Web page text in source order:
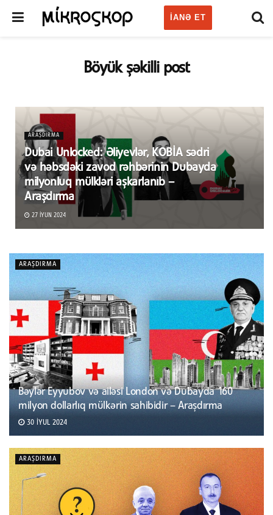
IANƏ ET
Böyük şəkilli post
ARAŞDIRMA
Dubai Unlocked: Əliyevlər, KOBİA sədri
və həbsdəki zavod rəhbərinin Dubayda
milyonluq mülkləri aşkarlanıb –
Araşdırma
27 İYUN 2024
ARAŞDIRMA
Bəylər Eyyubov və ailəsi London və Dubayda 160
milyon dollarlıq mülkərin sahibidir – Araşdırma
30 İYUL 2024
ARAŞDIRMA